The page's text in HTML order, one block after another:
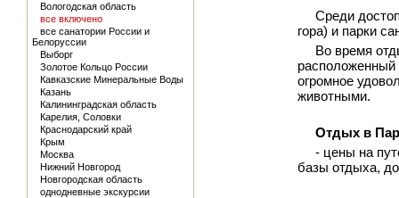
Вологодская область
все включено
все санатории России и
Белоруссии
Выборг
Золотое Кольцо России
Кавказские Минеральные Воды
Казань
Калининградская область
Карелия, Соловки
Краснодарский край
Крым
Москва
Нижний Новгород
Новгородская область
однодневные экскурсии
Среди
гора) и парки
Во время
расположенный
огромное
животными.
Отдых в
- цены на
базы отдыха,